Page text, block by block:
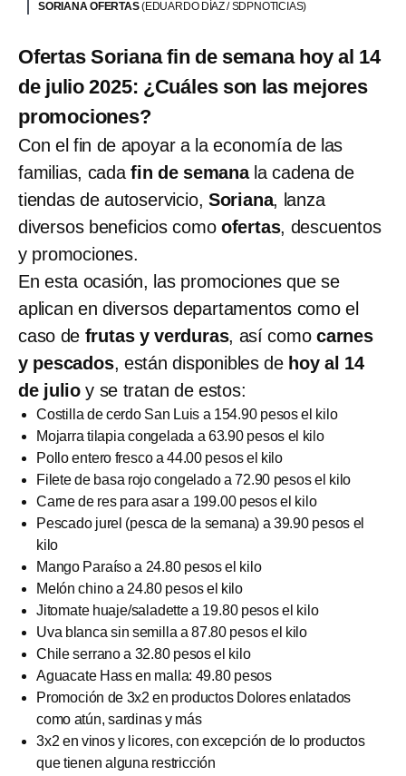
SORIANA OFERTAS(EDUARDO DÍAZ / SDPNOTICIAS)
Ofertas Soriana fin de semana hoy al 14
de julio 2025: ¿Cuáles son las mejores
promociones?
Con el fin de apoyar a la economía de las
familias, cadafin de semanala cadena de
tiendas de autoservicio, Soriana, lanza
diversos beneficios como ofertas, descuentos
y promociones.
En esta ocasión, las promociones que se
aplican en diversos departamentos como el
caso de frutas y verduras, así comocarnes
y pescados, están disponibles de hoy al 14
de julio y se tratan de estos:
Costilla de cerdo San Luis a 154.90 pesos el kilo
Mojarra tilapia congelada a 63.90 pesos el kilo
Pollo entero fresco a 44.00 pesos el kilo
Filete de basa rojo congelado a 72.90 pesos el kilo
Carne de res para asar a 199.00 pesos el kilo
Pescado jurel (pesca de la semana) a 39.90 pesos el
kilo
Mango Paraíso a 24.80 pesos el kilo
Melón chino a 24.80 pesos el kilo
Jitomate huaje/saladette a 19.80 pesos el kilo
Uva blanca sin semilla a 87.80 pesos el kilo
Chile serrano a 32.80 pesos el kilo
Aguacate Hass en malla: 49.80 pesos
Promoción de 3x2 en productos Dolores enlatados
como atún, sardinas y más
3x2 en vinos y licores, con excepción de lo productos
que tienen alguna restricción